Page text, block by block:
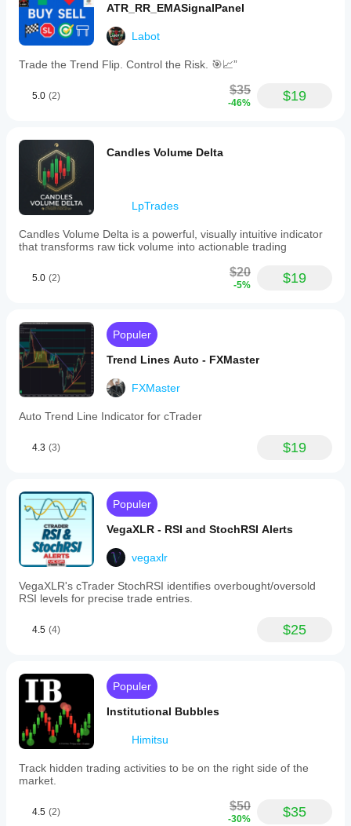
ATR_RR_EMASignalPanel
Labot
Trade the Trend Flip. Control the Risk. 🎯📈”
5.0 (2) $35
-46% $19
Candles Volume Delta
LpTrades
Candles Volume Delta is a powerful, visually intuitive indicator
that transforms raw tick volume into actionable trading
5.0 (2) $20
-5% $19
Populer
Trend Lines Auto - FXMaster
FXMaster
Auto Trend Line Indicator for cTrader
4.3 (3) $19
Populer
VegaXLR - RSI and StochRSI Alerts
vegaxlr
VegaXLR's cTrader StochRSI identifies overbought/oversold
RSI levels for precise trade entries.
4.5 (4) $25
Populer
Institutional Bubbles
Himitsu
Track hidden trading activities to be on the right side of the
market.
4.5 (2) $50
-30% $35